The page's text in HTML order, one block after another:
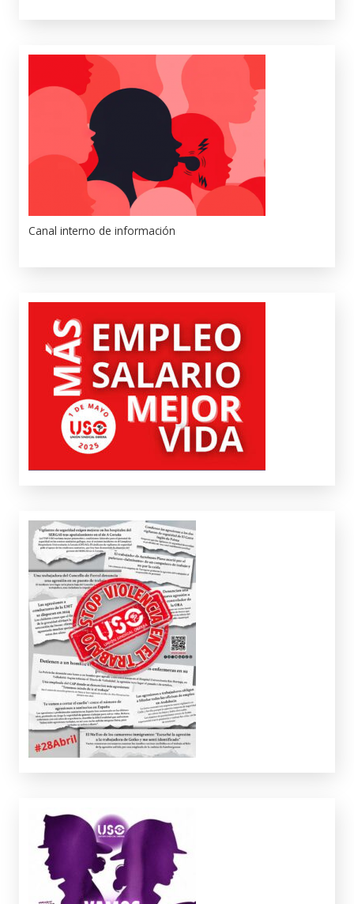
Canal interno de información